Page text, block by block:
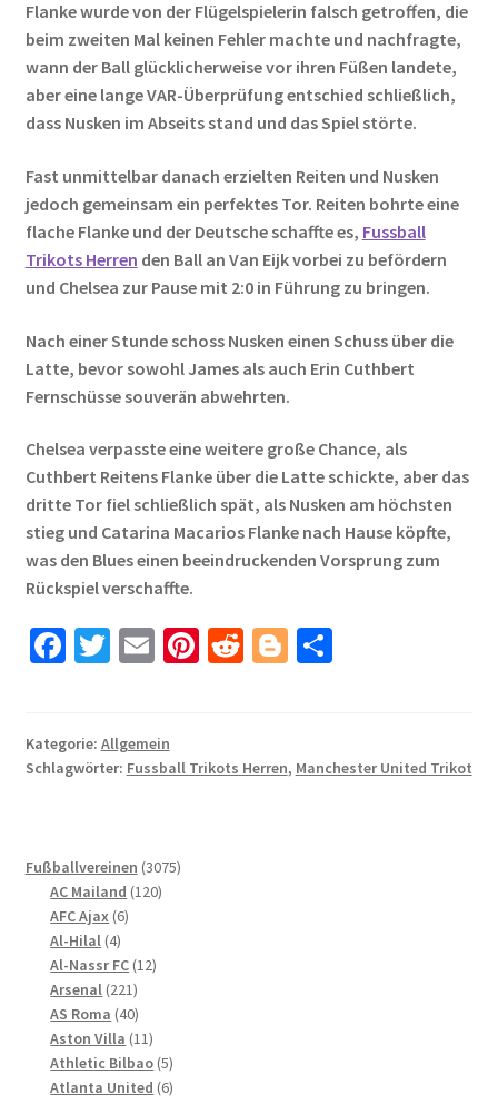
Flanke wurde von der Flügelspielerin falsch getroffen, die
beim zweiten Mal keinen Fehler machte und nachfragte,
wann der Ball glücklicherweise vor ihren Füßen landete,
aber eine lange VAR-Überprüfung entschied schließlich,
dass Nusken im Abseits stand und das Spiel störte.
Fast unmittelbar danach erzielten Reiten und Nusken
jedoch gemeinsam ein perfektes Tor. Reiten bohrte eine
flache Flanke und der Deutsche schaffte es, Fussball
Trikots Herren den Ball an Van Eijk vorbei zu befördern
und Chelsea zur Pause mit 2:0 in Führung zu bringen.
Nach einer Stunde schoss Nusken einen Schuss über die
Latte, bevor sowohl James als auch Erin Cuthbert
Fernschüsse souverän abwehrten.
Chelsea verpasste eine weitere große Chance, als
Cuthbert Reitens Flanke über die Latte schickte, aber das
dritte Tor fiel schließlich spät, als Nusken am höchsten
stieg und Catarina Macarios Flanke nach Hause köpfte,
was den Blues einen beeindruckenden Vorsprung zum
Rückspiel verschaffte.
Fa
o
o
T
er
E Pi
es
t
R
di
t
Bl
g
er
T
n
Kategorie: Allgemein
Schlagwörter: Fussball Trikots Herren, Manchester United Trikot
Fußballvereinen 30753075
AC Mailand 120120
AFC Ajax 66
Al-Hilal 44
Produkte
Al-Nassr FC 1212
Arsenal 221221
Produkte
AS Roma 4040
Produkte
Aston Villa 1111
Produkte
Athletic Bilbao 55
Produkte
Atlanta United 66